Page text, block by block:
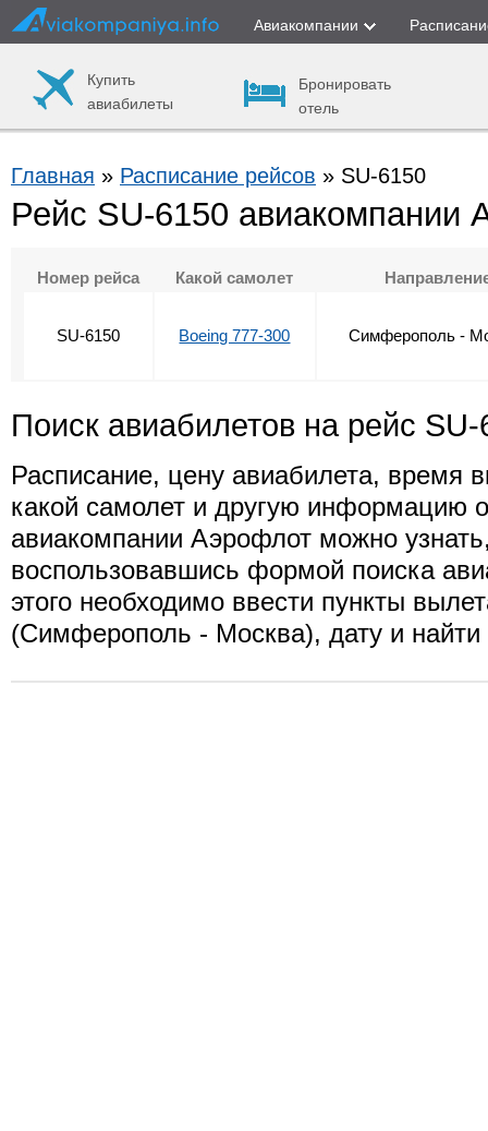
Авиакомпании
Купить
авиабилеты
Бронировать
отель
Главная » Расписание рейсов » SU-6150
Рейс SU-6150 авиакомпании
Номер рейса Какой самолет
SU-6150 Boeing 777-300 Симферополь -
Поиск авиабилетов на рейс SU-
Расписание, цену авиабилета, время
какой самолет и другую информацию
авиакомпании Аэрофлот можно
воспользовавшись формой поиска
этого необходимо ввести пункты
(Симферополь - Москва), дату и